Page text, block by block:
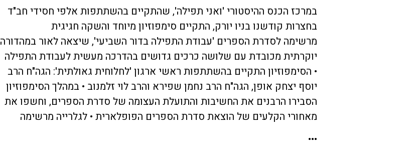
במרכז הכנס ההיסטורי 'ואני תפילה', שהתקיים בהשתתפות אלפי חסידי חב"ד
בחצרות קודשנו בניו יורק, התקיים סימפוזיון מיוחד והשקה חגיגית
מרשימה לסדרת הספרים 'עבודת התפילה בדור השביעי', שיצאה לאור במהדורה
יוקרתית מכובדת עם שלושה כרכים גדושים בהדרכה מעשית לעבודת התפילה
• הסימפוזיון התקיים בהשתתפות ראשי ארגון 'לחלוחית גאולתית': הגה"ח הרב
יוסף יצחק אופן, הגה"ח הרב נחמן שפירא והרב לוי זלמנוב • במהלך הסימפוזיון
הסבירו הרבנים את החשיבות והתועלת העצומה של סדרת הספרים, וחשפו את
מאחורי הקלעים של הוצאת סדרת הספרים הפופלארית • לגלרייה מרשימה
•••